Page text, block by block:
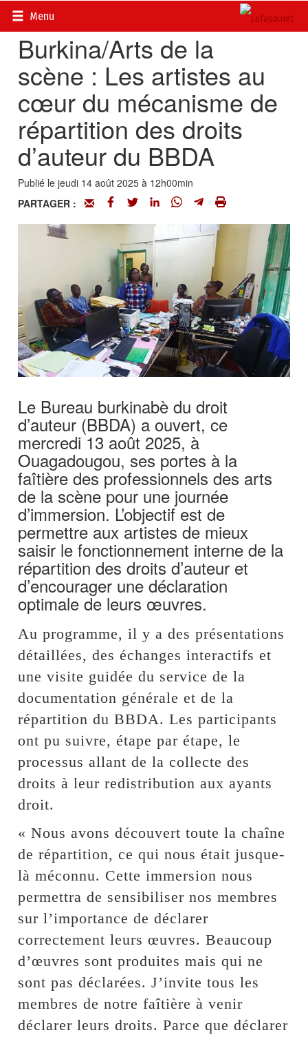
Menu
Accueil>
Burkina/Arts de la
scène : Les artistes au
cœur du mécanisme de
répartition des droits
d’auteur du BBDA
Publié le jeudi 14 août 2025 à 12h00min
PARTAGER :
Le Bureau burkinabè du droit
d’auteur (BBDA) a ouvert, ce
mercredi 13 août 2025, à
Ouagadougou, ses portes à la
faîtière des professionnels des arts
de la scène pour une journée
d’immersion. L’objectif est de
permettre aux artistes de mieux
saisir le fonctionnement interne de la
répartition des droits d’auteur et
d’encourager une déclaration
optimale de leurs œuvres.
Au programme, il y a des présentations
détaillées, des échanges interactifs et
une visite guidée du service de la
documentation générale et de la
répartition du BBDA. Les participants
ont pu suivre, étape par étape, le
processus allant de la collecte des
droits à leur redistribution aux ayants
droit.
« Nous avons découvert toute la chaîne
de répartition, ce qui nous était jusque-
là méconnu. Cette immersion nous
permettra de sensibiliser nos membres
sur l’importance de déclarer
correctement leurs œuvres. Beaucoup
d’œuvres sont produites mais qui ne
sont pas déclarées. J’invite tous les
membres de notre faîtière à venir
déclarer leurs droits. Parce que déclarer